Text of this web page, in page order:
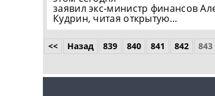
заявил экс-министр финансов
Кудрин, читая открытую…
<< Назад 839 840 841 842 843